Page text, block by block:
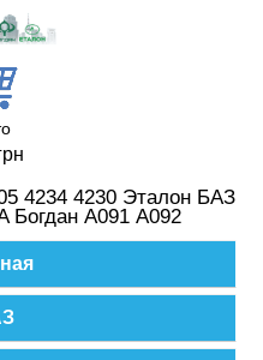
4234 4230 Эталон БАЗ
Богдан А091 А092